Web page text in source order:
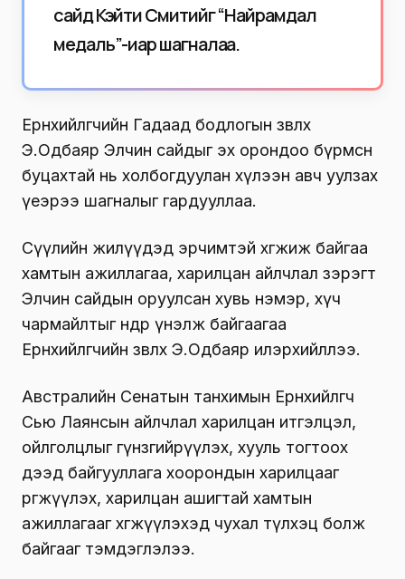
сайд Кэйти Смитийг “Найрамдал
медаль”-иар шагналаа.
Ерөнхийлөгчийн Гадаад бодлогын зөвлөх
Э.Одбаяр Элчин сайдыг эх орондоо бүрмөсөн
буцахтай нь холбогдуулан хүлээн авч уулзах
үеэрээ шагналыг гардууллаа.
Сүүлийн жилүүдэд эрчимтэй хөгжиж байгаа
хамтын ажиллагаа, харилцан айлчлал зэрэгт
Элчин сайдын оруулсан хувь нэмэр, хүч
чармайлтыг өндөр үнэлж байгаагаа
Ерөнхийлөгчийн зөвлөх Э.Одбаяр илэрхийллээ.
Австралийн Сенатын танхимын Ерөнхийлөгч
Сью Лаянсын айлчлал харилцан итгэлцэл,
ойлголцлыг гүнзгийрүүлэх, хууль тогтоох
дээд байгууллага хоорондын харилцааг
өргөжүүлэх, харилцан ашигтай хамтын
ажиллагааг хөгжүүлэхэд чухал түлхэц болж
байгааг тэмдэглэлээ.